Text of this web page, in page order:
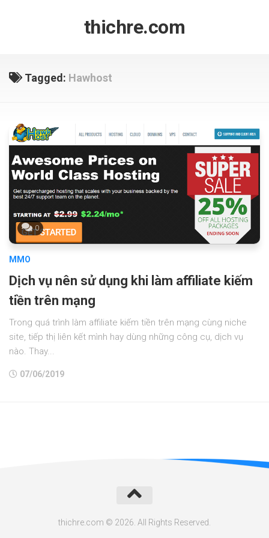
thichre.com
Tagged: Hawhost
0
MMO
Dịch vụ nên sử dụng khi làm affiliate kiếm
tiền trên mạng
Trong quá trình làm affiliate kiếm tiền trên mạng cùng niche
site, tiếp thị liên kết mình hay dùng những công cụ, dịch vụ
nào. Thay...
07/06/2019
thichre.com © 2026. All Rights Reserved.